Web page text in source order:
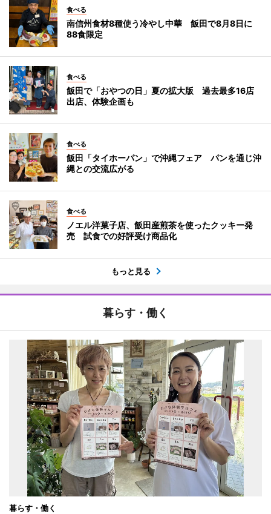
食べる
南信州食材8種使う冷やし中華 飯田で8月8日に
88食限定
食べる
飯田で「おやつの日」夏の拡大版 過去最多16店
出店、体験企画も
食べる
飯田「タイホーパン」で沖縄フェア パンを通じ沖
縄との交流広がる
食べる
ノエル洋菓子店、飯田産煎茶を使ったクッキー発
売 試食での好評受け商品化
もっと見る
暮らす・働く
暮らす・働く